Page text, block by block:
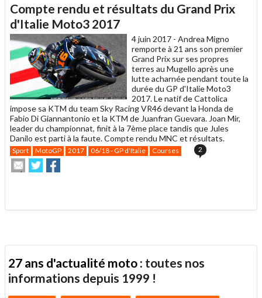
à
un
ami
Compte rendu et résultats du Grand Prix
d'Italie Moto3 2017
4 juin 2017 - Andrea Migno
remporte à 21 ans son premier
Grand Prix sur ses propres
terres au Mugello après une
lutte acharnée pendant toute la
durée du GP d'Italie Moto3
2017. Le natif de Cattolica
impose sa KTM du team Sky Racing VR46 devant la Honda de
Fabio Di Giannantonio et la KTM de Juanfran Guevara. Joan Mir,
leader du championnat, finit à la 7ème place tandis que Jules
Danilo est parti à la faute. Compte rendu MNC et résultats.
Sport MotoGP 2017 06/18 - GP d'Italie Courses 2
Envoyer
cet
ami
Partager
sur
sur
27 ans d'actualité moto : toutes nos
informations depuis 1999 !